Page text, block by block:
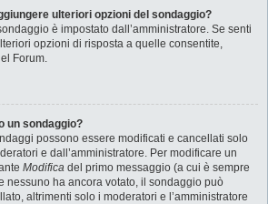
ulteriori opzioni del sondaggio?
è impostato dall’amministratore. Se senti
opzioni di risposta a quelle consentite,
Forum.
un sondaggio?
possono essere modificati e cancellati solo
e dall’amministratore. Per modificare un
Modifica del primo messaggio (a cui è sempre
nessuno ha ancora votato, il sondaggio può
altrimenti solo i moderatori e l’amministratore